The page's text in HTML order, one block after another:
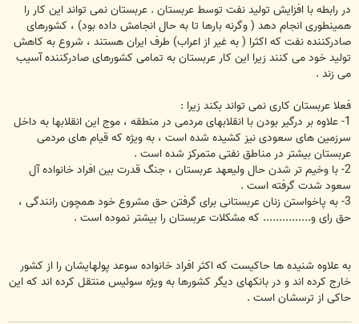
در رابطه با افزایش تولید نفت توسط عربستان . عربستان نمی تواند این کار را
همینطوری انجام دهد ( وگرنه بارها تا به حال انجامش داده بود) ، کشورهای
صادرکننده نفت که اکثرا ( به غیر از اعراب) طرف ایران هستند ، شروع به کاهش
تولید خود می کنند زیرا این کار عربستان به تمامی کشورهای صادرکننده آسیب
می زند .
فعلا عربستان کاری نمی تواند بکند زیرا :
1- علاوه بر درگیر بودن با انقلابهای مردمی در منطقه ، موج این انقلابها به داخل
سرزمین های سعودی نیز کشیده شده است ، به ویژه که قیام های مردمی
عربستان بیشتر در مناطق نفتی متمرکز شده است .
2- با وخیم تر شدن حال ولیعهد عربستان ، جنگ قدرت بین افراد خانواده آل
سعود شدت گرفته است .
3- به پاخواستن زنان عربستانی برای گرفتن حق مشروع خود همچون رانندگی ،
حق رای و............... که مشکلات عربستان را بیشتر نموده است .
به علاوه شنیده ها حاکیست که اکثر افراد خانواده سوعد پولهایشان را از کشور
خارج کرده اند و در بانکهای دیگر کشورها به ویژه سوئیس منتقل کرده اند که این
حاکی از ترسشان است .